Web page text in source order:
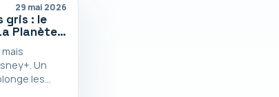
29 mai 2026
gris : le
Planète
Un
les…